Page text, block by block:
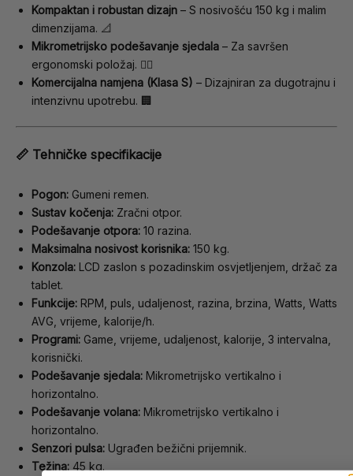
Kompaktan i robustan dizajn – S nosivošću 150 kg i malim
dimenzijama. 📐
Mikrometrijsko podešavanje sjedala – Za savršen
ergonomski položaj. 🧘‍♀️
Komercijalna namjena (Klasa S) – Dizajniran za dugotrajnu i
intenzivnu upotrebu. 🏢
📏 Tehničke specifikacije
Pogon: Gumeni remen.
Sustav kočenja: Zračni otpor.
Podešavanje otpora: 10 razina.
Maksimalna nosivost korisnika: 150 kg.
Konzola: LCD zaslon s pozadinskim osvjetljenjem, držač za
tablet.
Funkcije: RPM, puls, udaljenost, razina, brzina, Watts, Watts
AVG, vrijeme, kalorije/h.
Programi: Game, vrijeme, udaljenost, kalorije, 3 intervalna,
korisnički.
Podešavanje sjedala: Mikrometrijsko vertikalno i
horizontalno.
Podešavanje volana: Mikrometrijsko vertikalno i
horizontalno.
Senzori pulsa: Ugrađen bežični prijemnik.
Težina: 45 kg.